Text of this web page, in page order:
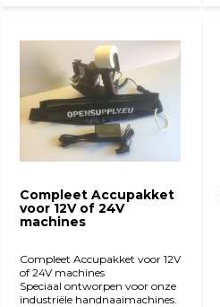
Compleet Accupakket
voor 12V of 24V
machines
Compleet Accupakket voor 12V
of 24V machines
Speciaal ontworpen voor onze
industriële handnaaimachines.
Bekijk product